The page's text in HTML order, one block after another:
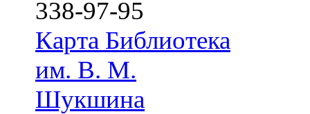
338-97-95
Карта Библиотека
им. В. М.
Шукшина